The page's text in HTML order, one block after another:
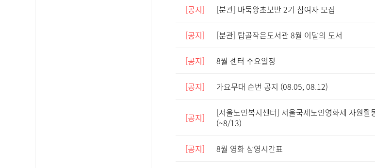
[공지] [분관] 바둑왕초보반 2기 참여자 모집
[공지] [분관] 탑골작은도서관 8월 이달의 도서
[공지] 8월 센터 주요일정
[공지] 가요무대 순번 공지 (08.05, 08.12)
[공지]
[서울노인복지센터] 서울국제노인영화제 자원활
(~8/13)
[공지] 8월 영화 상영시간표